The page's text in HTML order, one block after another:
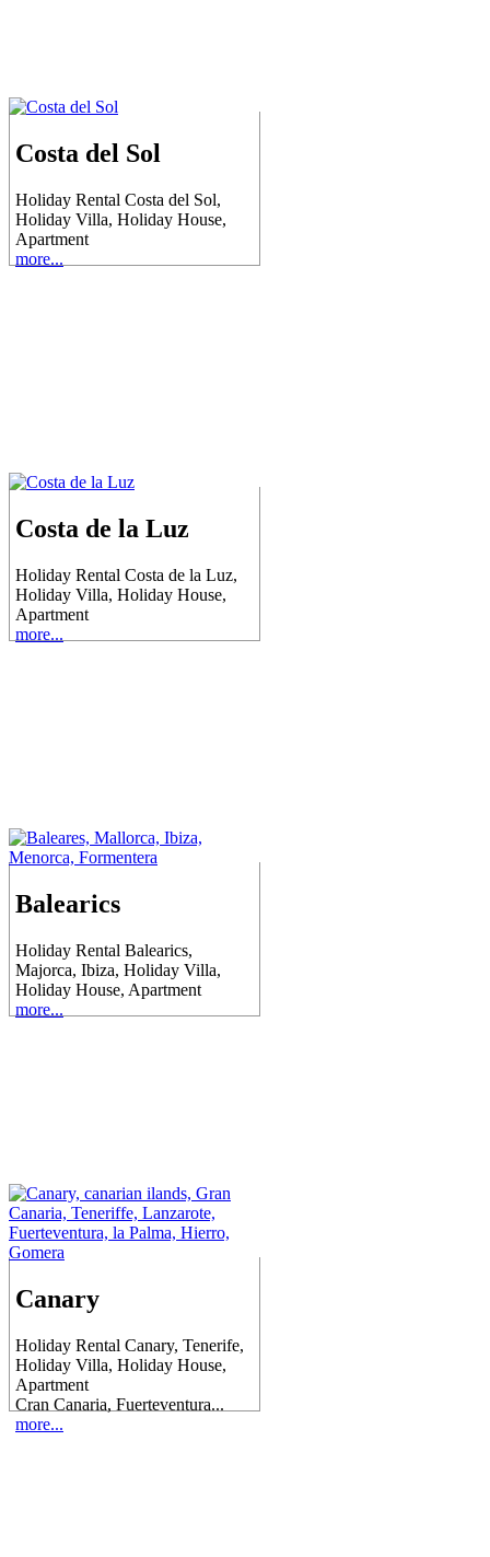
Costa del Sol
Holiday Rental Costa del Sol,
Holiday Villa, Holiday House,
Apartment
more...
Costa de la Luz
Holiday Rental Costa de la Luz,
Holiday Villa, Holiday House,
Apartment
more...
Balearics
Holiday Rental Balearics,
Majorca, Ibiza, Holiday Villa,
Holiday House, Apartment
more...
Canary
Holiday Rental Canary, Tenerife,
Holiday Villa, Holiday House,
Apartment
Cran Canaria, Fuerteventura...
more...